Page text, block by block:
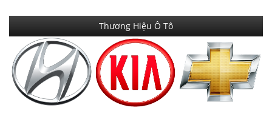
Thương Hiệu Ô Tô